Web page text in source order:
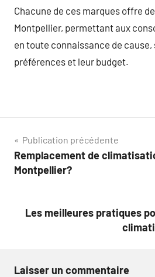
Chacune de ces marques offre
Montpellier, permettant aux
en toute connaissance de cause,
préférences et leur budget.
Navigation
de
Publication précédente
Remplacement de
Montpellier?
Les meilleures pratiques
Laisser un commentaire